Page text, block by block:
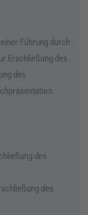
Führung durch
Erschließung des
des
des
des